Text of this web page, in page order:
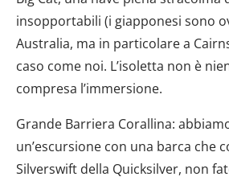
insopportabili (i giapponesi sono
Australia, ma in particolare a
caso come noi. L’isoletta non è
compresa l’immersione.
Grande Barriera Corallina:
un’escursione con una barca che
Silverswift della Quicksilver, non